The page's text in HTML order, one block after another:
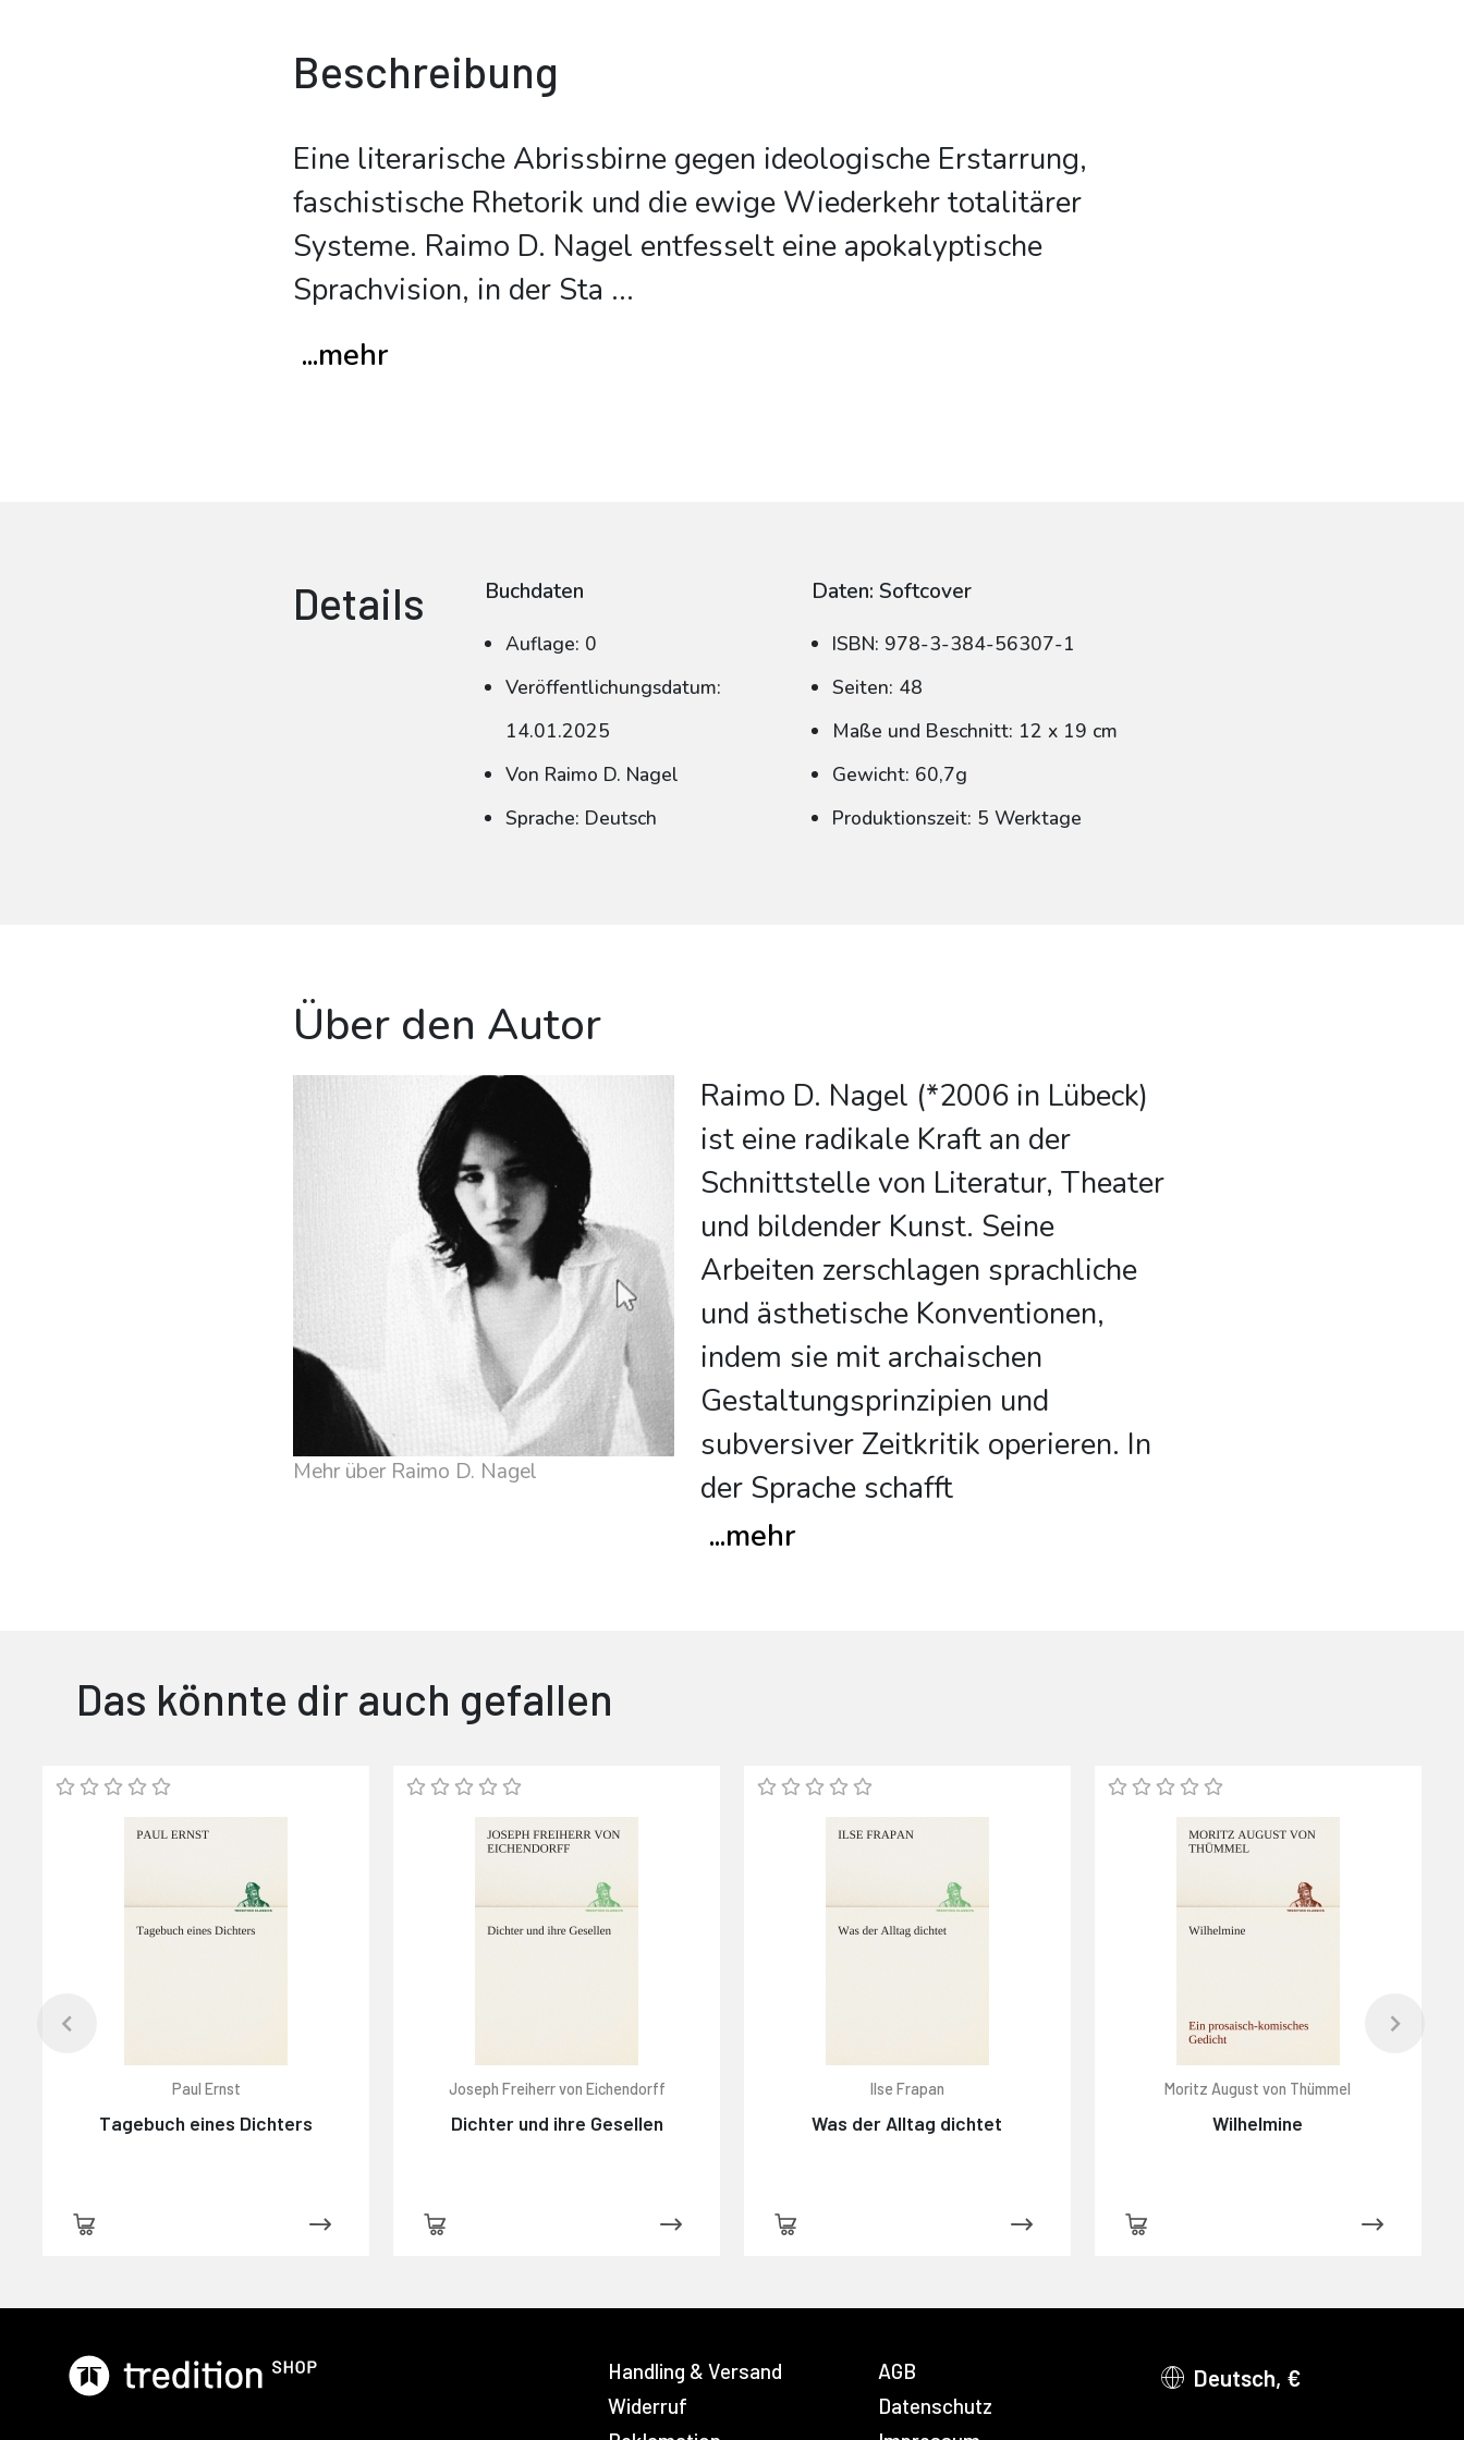
Beschreibung
Eine literarische Abrissbirne gegen ideologische Erstarrung,
faschistische Rhetorik und die ewige Wiederkehr totalitärer
Systeme. Raimo D. Nagel entfesselt eine apokalyptische
Sprachvision, in der Sta ...
...mehr
Details Buchdaten
Auflage: 0
Veröffentlichungsdatum:
14.01.2025
Von Raimo D. Nagel
Sprache: Deutsch
Daten: Softcover
ISBN: 978-3-384-56307-1
Seiten: 48
Maße und Beschnitt: 12 x 19 cm
Gewicht: 60,7g
Produktionszeit: 5 Werktage
Über den Autor
Mehr über Raimo D. Nagel
Raimo D. Nagel (*2006 in Lübeck)
ist eine radikale Kraft an der
Schnittstelle von Literatur, Theater
und bildender Kunst. Seine
Arbeiten zerschlagen sprachliche
und ästhetische Konventionen,
indem sie mit archaischen
Gestaltungsprinzipien und
subversiver Zeitkritik operieren. In
der Sprache schafft
...mehr
Das könnte dir auch gefallen
Paul Ernst
Tagebuch eines Dichters
Joseph Freiherr von Eichendorff
Dichter und ihre Gesellen
Ilse Frapan
Was der Alltag dichtet
Moritz August von Thümmel
Wilhelmine
Handling & Versand
Widerruf
AGB
Datenschutz
Deutsch, €